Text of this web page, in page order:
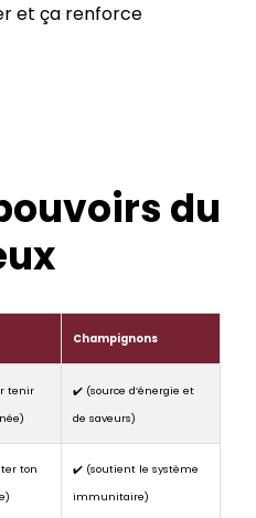
et ça renforce
du
Champignons
tenir
✔️ (source d’énergie et
de saveurs)
ton
✔️ (soutient le système
immunitaire)